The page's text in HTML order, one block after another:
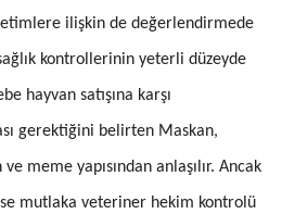
ilişkin de değerlendirmede
kontrollerinin yeterli düzeyde
hayvan satışına karşı
gerektiğini belirten Maskan,
meme yapısından anlaşılır. Ancak
mutlaka veteriner hekim kontrolü